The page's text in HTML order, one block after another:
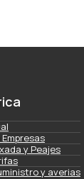
y Peajes
y averias